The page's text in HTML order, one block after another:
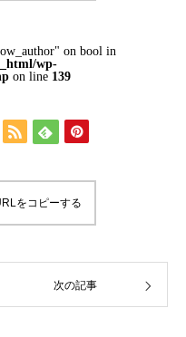
on bool in
wp-
on line 139
をコピーする
次の記事